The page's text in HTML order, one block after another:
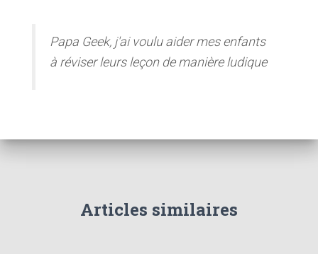
Papa Geek, j'ai voulu aider mes enfants
à réviser leurs leçon de manière ludique
Articles similaires